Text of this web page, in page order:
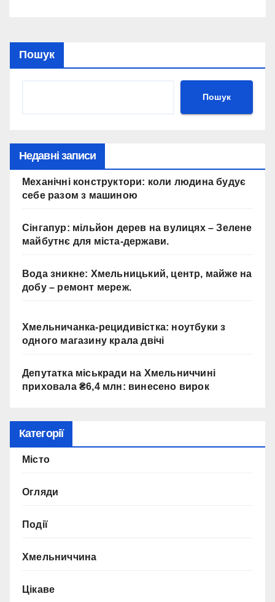
Пошук
Пошук
Недавні записи
Механічні конструктори: коли людина будує
себе разом з машиною
Сінгапур: мільйон дерев на вулицях – Зелене
майбутнє для міста-держави.
Вода зникне: Хмельницький, центр, майже на
добу – ремонт мереж.
Хмельничанка-рецидивістка: ноутбуки з
одного магазину крала двічі
Депутатка міськради на Хмельниччині
приховала ₴6,4 млн: винесено вирок
Категорії
Місто
Огляди
Події
Хмельниччина
Цікаве